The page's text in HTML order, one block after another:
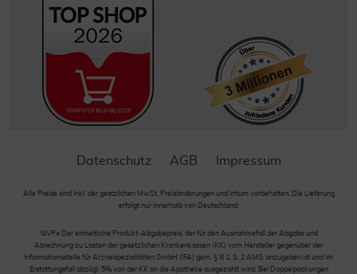
Datenschutz AGB Impressum
Alle Preise sind inkl. der gestzlichen MwSt. Preisänderungen und Irrtum vorbehalten. Die Lieferung
erfolgt nur innerhalb von Deutschland.
*AVP= Der einheitliche Produkt-Abgabepreis, der für den Ausnahmefall der Abgabe und
Abrechnung zu Lasten der gesetzlichen Krankenkassen (KK) vom Hersteller gegenüber der
Informationsstelle für Arzneispezialitäten GmbH (IFA) gem. § III 1, S. 2 AMG anzugeben ist und im
Erstattungsfall abzügl. 5% von der KK an die Apotheke ausgezahlt wird. Bei Doppelpackungen